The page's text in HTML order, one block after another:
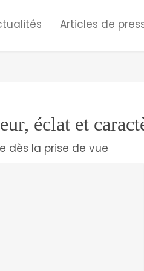
Articles de
éclat et
dès la prise de vue